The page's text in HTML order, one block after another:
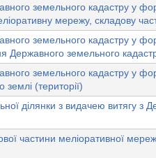
земельного кадастру у
мережу, складову
земельного кадастру у
Державного земельного
земельного кадастру у
(території)
ділянки з видачею витягу з
частини меліоративної